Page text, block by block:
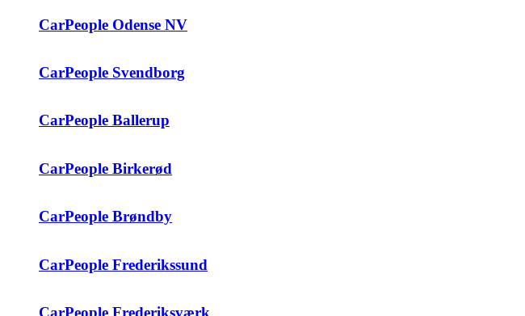
CarPeople Odense NV
CarPeople Svendborg
CarPeople Ballerup
CarPeople Birkerød
CarPeople Brøndby
CarPeople Frederikssund
CarPeople Frederiksværk